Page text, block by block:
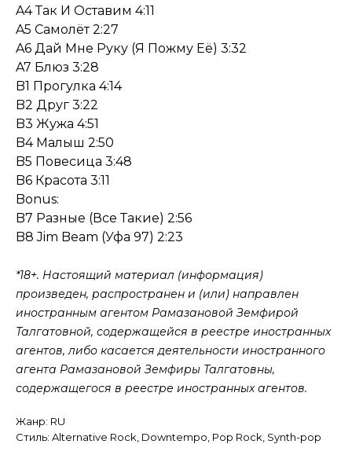
A4 Так И Оставим 4:11
A5 Самолёт 2:27
A6 Дай Мне Руку (Я Пожму Её) 3:32
A7 Блюз 3:28
B1 Прогулка 4:14
B2 Друг 3:22
B3 Жужа 4:51
B4 Малыш 2:50
B5 Повесица 3:48
B6 Красота 3:11
Bonus:
B7 Разные (Все Такие) 2:56
B8 Jim Beam (Уфа 97) 2:23
*18+. Настоящий материал (информация)
произведен, распространен и (или) направлен
иностранным агентом Рамазановой Земфирой
Талгатовной, содержащейся в реестре иностранных
агентов, либо касается деятельности иностранного
агента Рамазановой Земфиры Талгатовны,
содержащегося в реестре иностранных агентов.
Жанр: RU
Стиль: Alternative Rock, Downtempo, Pop Rock, Synth-pop